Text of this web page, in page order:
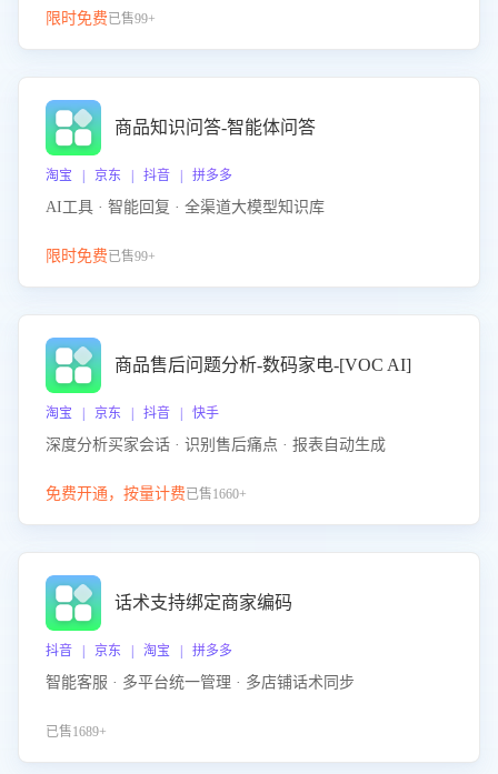
限时免费已售99+
商品知识问答-智能体问答
淘宝 | 京东 | 抖音 | 拼多多
AI工具 · 智能回复 · 全渠道大模型知识库
限时免费已售99+
商品售后问题分析-数码家电-[VOC AI]
淘宝 | 京东 | 抖音 | 快手
深度分析买家会话 · 识别售后痛点 · 报表自动生成
免费开通，按量计费已售1660+
话术支持绑定商家编码
抖音 | 京东 | 淘宝 | 拼多多
智能客服 · 多平台统一管理 · 多店铺话术同步
已售1689+